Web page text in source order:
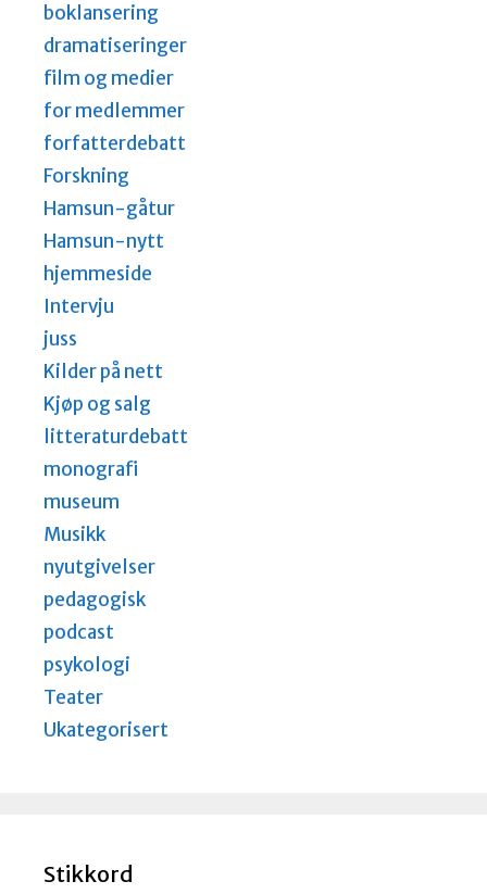
boklansering
dramatiseringer
film og medier
for medlemmer
forfatterdebatt
Forskning
Hamsun-gåtur
Hamsun-nytt
hjemmeside
Intervju
juss
Kilder på nett
Kjøp og salg
litteraturdebatt
monografi
museum
Musikk
nyutgivelser
pedagogisk
podcast
psykologi
Teater
Ukategorisert
Stikkord